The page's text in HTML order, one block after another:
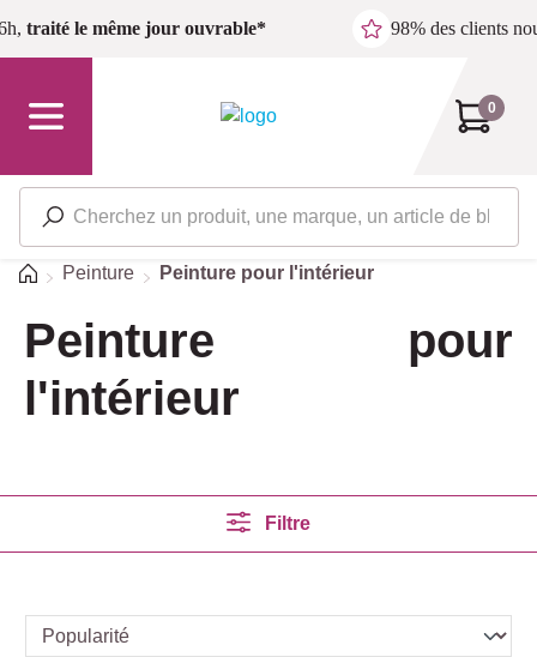
Passer au contenu principal
traité le même jour ouvrable* 98% des clients
0
Accueil
Peinture Peinture pour l'intérieur
Peinture pour
l'intérieur
Filtre